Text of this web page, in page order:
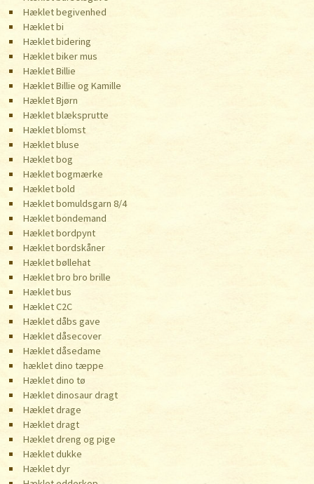
Hæklet begivenhed
Hæklet bi
Hæklet bidering
Hæklet biker mus
Hæklet Billie
Hæklet Billie og Kamille
Hæklet Bjørn
Hæklet blæksprutte
Hæklet blomst
Hæklet bluse
Hæklet bog
Hæklet bogmærke
Hæklet bold
Hæklet bomuldsgarn 8/4
Hæklet bondemand
Hæklet bordpynt
Hæklet bordskåner
Hæklet bøllehat
Hæklet bro bro brille
Hæklet bus
Hæklet C2C
Hæklet dåbs gave
Hæklet dåsecover
Hæklet dåsedame
hæklet dino tæppe
Hæklet dino tø
Hæklet dinosaur dragt
Hæklet drage
Hæklet dragt
Hæklet dreng og pige
Hæklet dukke
Hæklet dyr